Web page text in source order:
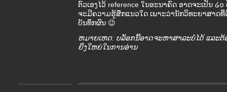
ຕົວເອງໄວ້ reference ໃນອະນາຄົດ ອາດຈະເປັນ ໒
ຈະມີຄວາມຮູ້ສຶກແນວໃດ ເພາະວ່ານັກວິທະຍາສາດ
ບັນທຶກຜົນ 😉
ຫມາຍເຫດ: ບລັອກນີ້ອາດຈະຫາສາລະບໍ່ໄດ້ ແລະຕ້
ຍິ່ງໃຫຍ່ໃນການອ່ານ